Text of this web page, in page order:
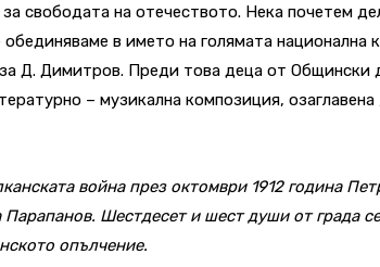
свободата на отечеството. Нека почетем
в името на голямата национална
Д. Димитров. Преди това деца от Общински
– музикална композиция,
война през октомври 1912 година
Шестдесет и шест души от града
опълчение.